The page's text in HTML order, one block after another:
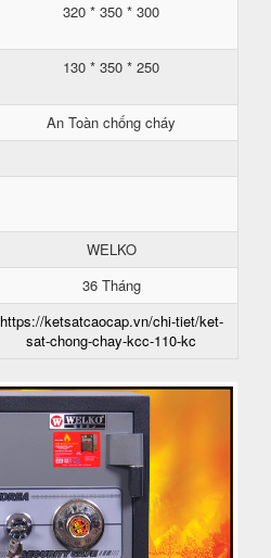
320 * 350 * 300
130 * 350 * 250
An Toàn chống cháy
WELKO
36 Tháng
https://ketsatcaocap.vn/chi-tiet/ket-
sat-chong-chay-kcc-110-kc